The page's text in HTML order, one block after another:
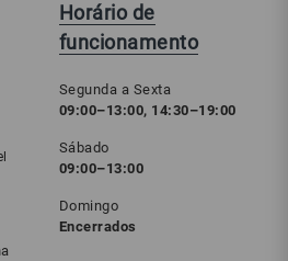
Horário de
funcionamento
Segunda a Sexta
09:00–13:00, 14:30–19:00
Sábado
09:00–13:00
Domingo
Encerrados